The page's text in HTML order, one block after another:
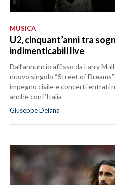
MUSICA
U2, cinquant’anni tra
indimenticabili live
Dall’annuncio affisso da Larry
nuovo singolo “Street of
impegno civile e concerti entrati
anche con l’Italia
Giuseppe Deiana